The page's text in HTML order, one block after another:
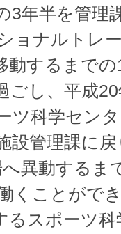
3年半を管理
ョナルトレ
動するまで
ごし、平成
ツ科学セン
設管理課に
異動するま
くことがで
るスポーツ